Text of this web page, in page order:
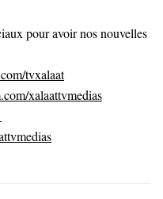
pour avoir nos nouvelles
tvxalaat
xalaattvmedias